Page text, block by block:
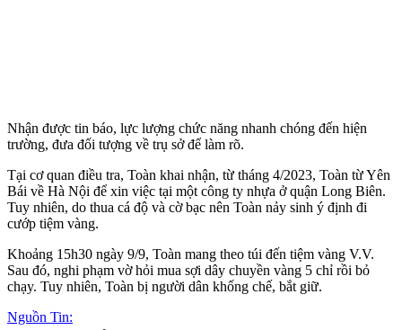
Nhận được tin báo, lực lượng chức năng nhanh chóng đến hiện
trường, đưa đối tượng về trụ sở để làm rõ.
Tại cơ quan điều tra, Toàn khai nhận, từ tháng 4/2023, Toàn từ Yên
Bái về Hà Nội để xin việc tại một công ty nhựa ở quận Long Biên.
Tuy nhiên, do thua cá độ và cờ bạc nên Toàn nảy sinh ý định đi
cướp tiệm vàng.
Khoảng 15h30 ngày 9/9, Toàn mang theo túi đến tiệm vàng V.V.
Sau đó, nghi phạm vờ hỏi mua sợi dây chuyền vàng 5 chỉ rồi bỏ
chạy. Tuy nhiên, Toàn bị người dân khống chế, bắt giữ.
Nguồn Tin: